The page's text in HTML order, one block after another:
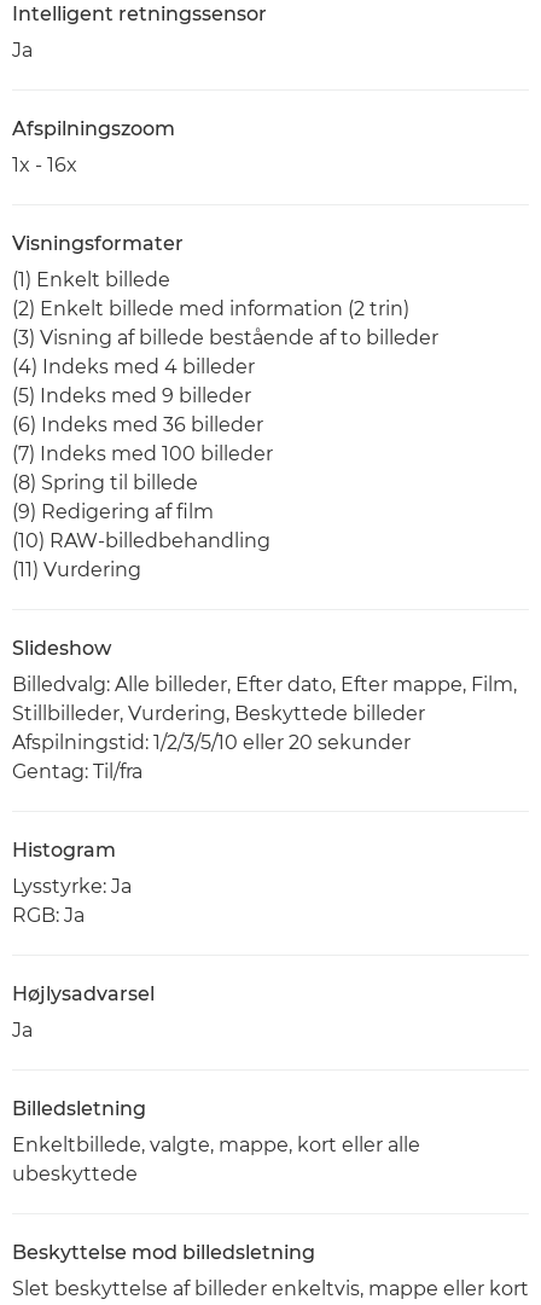
Intelligent retningssensor
Ja
Afspilningszoom
1x - 16x
Visningsformater
(1) Enkelt billede
(2) Enkelt billede med information (2 trin)
(3) Visning af billede bestående af to billeder
(4) Indeks med 4 billeder
(5) Indeks med 9 billeder
(6) Indeks med 36 billeder
(7) Indeks med 100 billeder
(8) Spring til billede
(9) Redigering af film
(10) RAW-billedbehandling
(11) Vurdering
Slideshow
Billedvalg: Alle billeder, Efter dato, Efter mappe, Film,
Stillbilleder, Vurdering, Beskyttede billeder
Afspilningstid: 1/2/3/5/10 eller 20 sekunder
Gentag: Til/fra
Histogram
Lysstyrke: Ja
RGB: Ja
Højlysadvarsel
Ja
Billedsletning
Enkeltbillede, valgte, mappe, kort eller alle
ubeskyttede
Beskyttelse mod billedsletning
Slet beskyttelse af billeder enkeltvis, mappe eller kort